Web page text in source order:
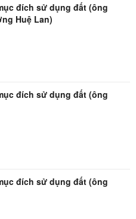
đích sử dụng đất (ông
Huệ Lan)
đích sử dụng đất (ông
đích sử dụng đất (ông